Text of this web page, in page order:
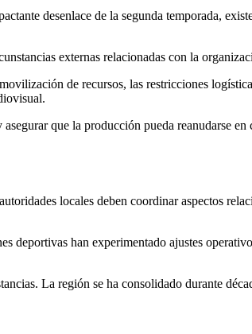
desenlace de la segunda temporada,
externas relacionadas con la
de recursos, las restricciones
que la producción pueda reanudarse
locales deben coordinar aspectos
deportivas han experimentado ajustes
La región se ha consolidado durante